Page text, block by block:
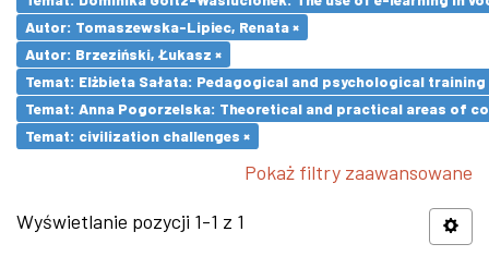
Autor: Tomaszewska-Lipiec, Renata ×
Autor: Brzeziński, Łukasz ×
Temat: Elżbieta Sałata: Pedagogical and psychological
Temat: Anna Pogorzelska: Theoretical and practical areas of
Temat: civilization challenges ×
Pokaż filtry zaawansowane
Wyświetlanie pozycji 1-1 z 1